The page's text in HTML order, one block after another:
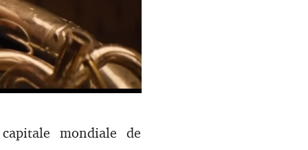
mondiale de